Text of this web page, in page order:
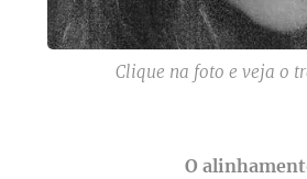
Clique na foto e veja o
O